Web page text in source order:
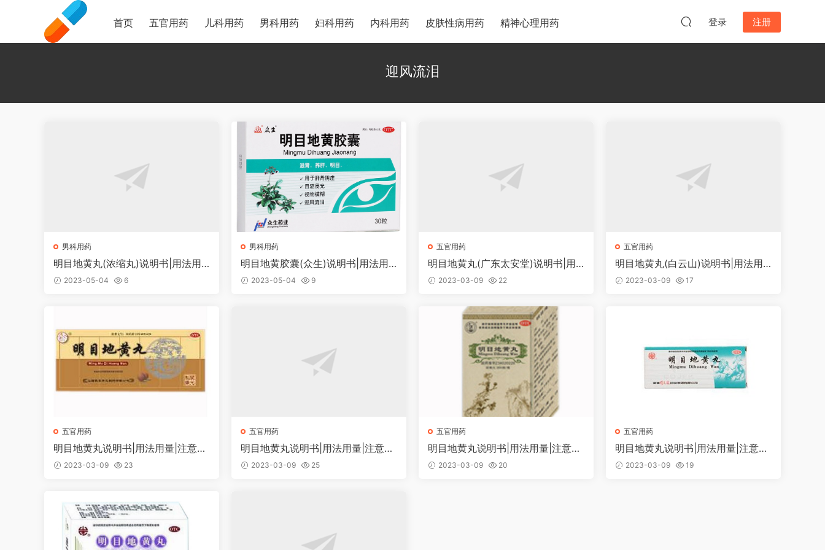
首页 五官用药 儿科用药 男科用药 妇科用药 内科用药 皮肤性病用药 精神心理用药 登录 注册
迎风流泪
男科用药
明目地黄丸(浓缩丸)说明书|用法用
量|注意事项
2023-05-04 6
男科用药
明目地黄胶囊(众生)说明书|用法用
量|注意事项
2023-05-04 9
五官用药
明目地黄丸(广东太安堂)说明书|用
法用量|注意事项
2023-03-09 22
五官用药
明目地黄丸(白云山)说明书|用法用
量|注意事项
2023-03-09 17
五官用药
明目地黄丸说明书|用法用量|注意事
项 2023-03-09 23
五官用药
明目地黄丸说明书|用法用量|注意事
项 2023-03-09 25
五官用药
明目地黄丸说明书|用法用量|注意事
项 2023-03-09 20
五官用药
明目地黄丸说明书|用法用量|注意事
项 2023-03-09 19